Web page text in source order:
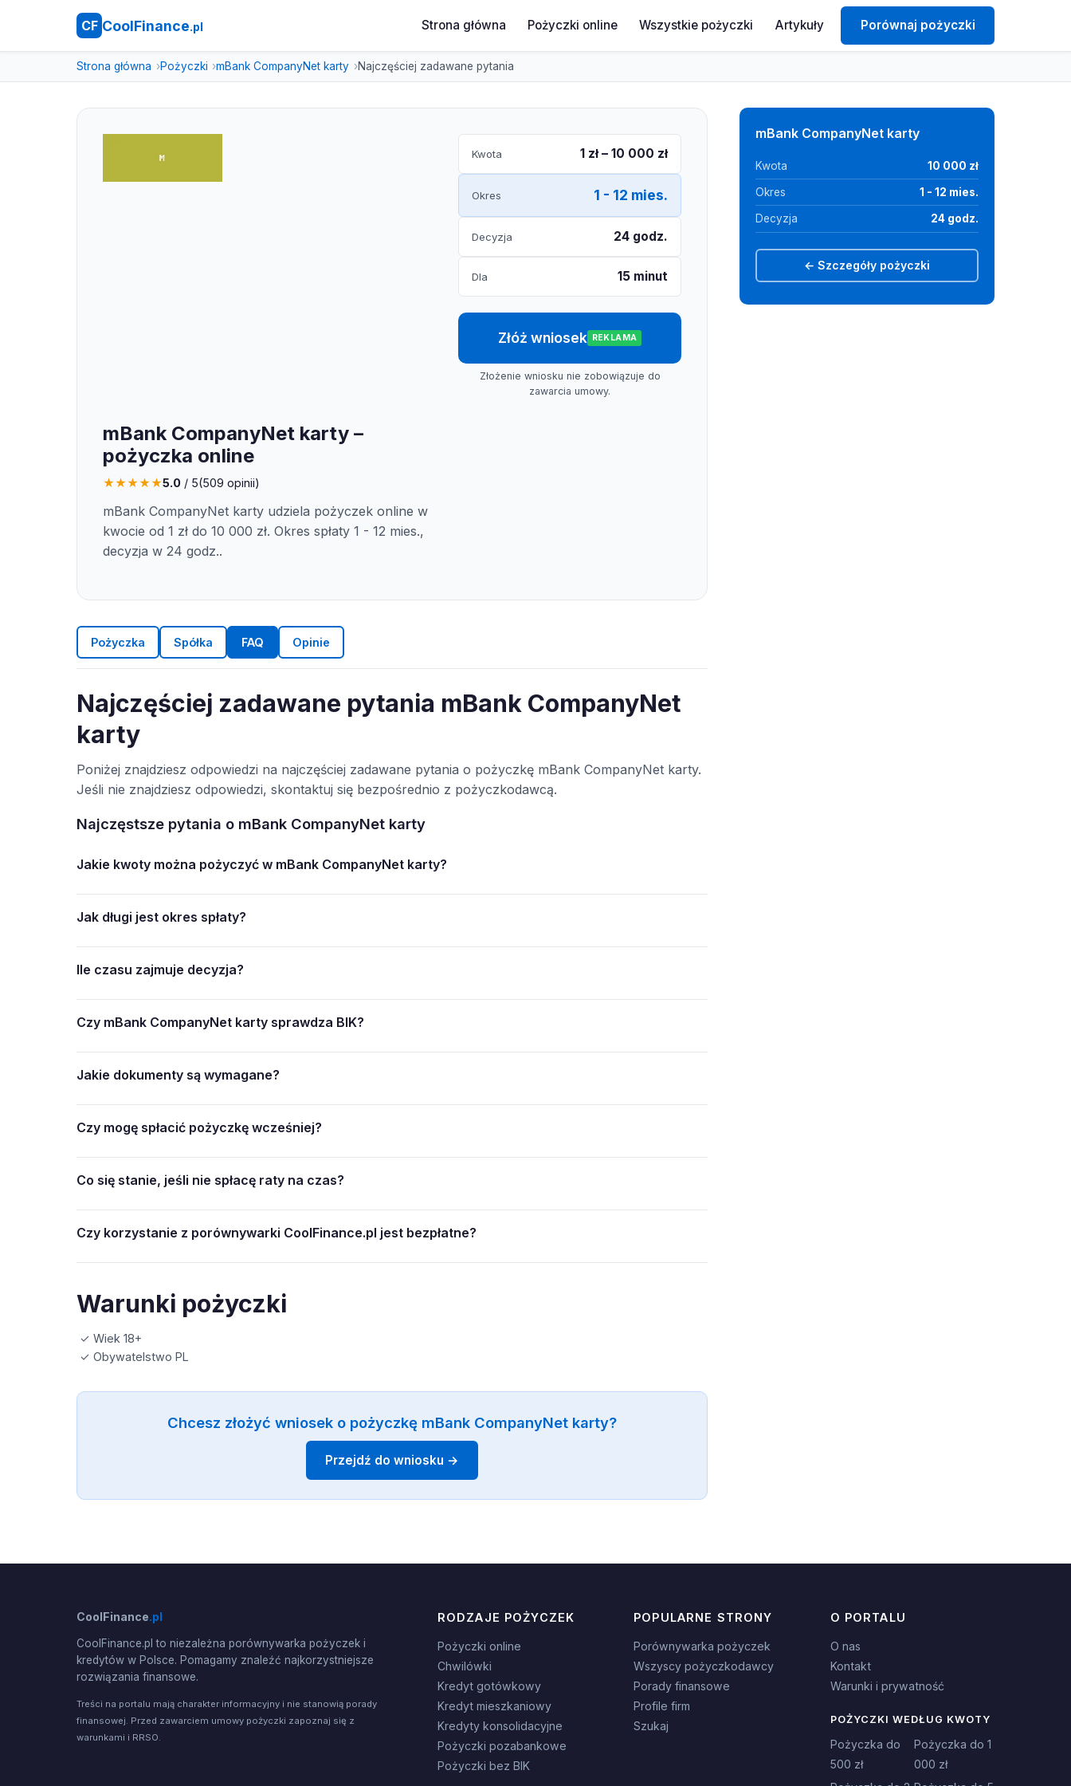
CF CoolFinance.pl Strona główna Pożyczki online Wszystkie pożyczki Artykuły Porównaj pożyczki
Strona główna Pożyczki mBank CompanyNet karty Najczęściej zadawane pytania
mBank CompanyNet karty –
pożyczka online
★★★★★5.0 / 5(509 opinii)
mBank CompanyNet karty udziela pożyczek online w
kwocie od 1 zł do 10 000 zł. Okres spłaty 1 - 12 mies.,
decyzja w 24 godz..
Kwota 1 zł – 10 000 zł
Okres 1 - 12 mies.
Decyzja 24 godz.
Dla 15 minut
Złóż wniosek REKLAMA
Złożenie wniosku nie zobowiązuje do
zawarcia umowy.
Pożyczka Spółka FAQ Opinie
Najczęściej zadawane pytania mBank CompanyNet
karty
Poniżej znajdziesz odpowiedzi na najczęściej zadawane pytania o pożyczkę mBank CompanyNet karty.
Jeśli nie znajdziesz odpowiedzi, skontaktuj się bezpośrednio z pożyczkodawcą.
Najczęstsze pytania o mBank CompanyNet karty
Jakie kwoty można pożyczyć w mBank CompanyNet karty?
Jak długi jest okres spłaty?
Ile czasu zajmuje decyzja?
Czy mBank CompanyNet karty sprawdza BIK?
Jakie dokumenty są wymagane?
Czy mogę spłacić pożyczkę wcześniej?
Co się stanie, jeśli nie spłacę raty na czas?
Czy korzystanie z porównywarki CoolFinance.pl jest bezpłatne?
Warunki pożyczki
✓ Wiek 18+
✓ Obywatelstwo PL
Chcesz złożyć wniosek o pożyczkę mBank CompanyNet karty?
Przejdź do wniosku →
mBank CompanyNet karty
Kwota 10 000 zł
Okres 1 - 12 mies.
Decyzja 24 godz.
← Szczegóły pożyczki
CoolFinance.pl
CoolFinance.pl to niezależna porównywarka pożyczek i
kredytów w Polsce. Pomagamy znaleźć najkorzystniejsze
rozwiązania finansowe.
Treści na portalu mają charakter informacyjny i nie stanowią porady
finansowej. Przed zawarciem umowy pożyczki zapoznaj się z
warunkami i RRSO.
RODZAJE POŻYCZEK
Pożyczki online
Chwilówki
Kredyt gotówkowy
Kredyt mieszkaniowy
Kredyty konsolidacyjne
Pożyczki pozabankowe
Pożyczki bez BIK
POPULARNE STRONY
Porównywarka pożyczek
Wszyscy pożyczkodawcy
Porady finansowe
Profile firm
Szukaj
O PORTALU
O nas
Kontakt
Warunki i prywatność
POŻYCZKI WEDŁUG KWOTY
Pożyczka do
500 zł
Pożyczka do 1
000 zł